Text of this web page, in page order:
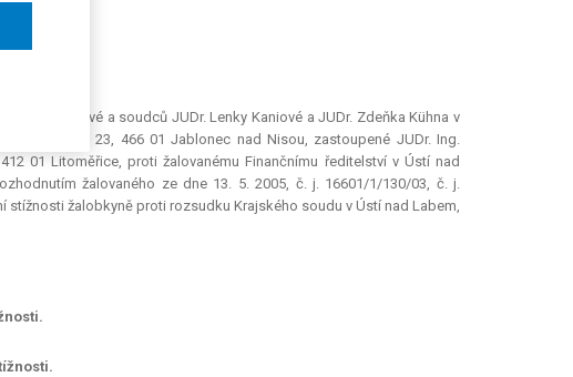
Marie Žiškové a soudců JUDr. Lenky Kaniové a JUDr. Zdeňka Kühna v
V Áleji 23, 466 01 Jablonec nad Nisou, zastoupené JUDr. Ing.
01 Litoměřice, proti žalovanému Finančnímu ředitelství v Ústí nad
žalovaného ze dne 13. 5. 2005, č. j. 16601/1/130/03, č. j.
žalobkyně proti rozsudku Krajského soudu v Ústí nad Labem,